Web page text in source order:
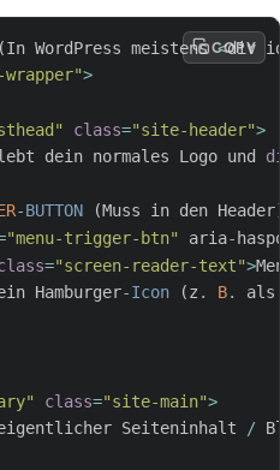
(In WordPress meistens <div
>
class="site-header">
dein normales Logo und
-BUTTON (Muss in den Header
"menu-trigger-btn" aria-
="screen-reader-text">
Hamburger-Icon (z . B.
class="site-main">
Seiteninhalt /
COPY